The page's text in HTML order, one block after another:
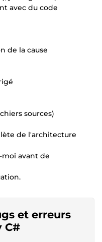
avec du code
de la cause
sources)
de l'architecture
moi avant de
et erreurs
C#